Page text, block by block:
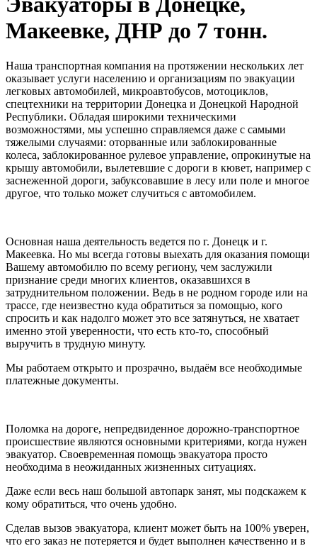
Макеевке, ДНР до 7 тонн.
Наша транспортная компания на протяжении нескольких лет
оказывает услуги населению и организациям по эвакуации
легковых автомобилей, микроавтобусов, мотоциклов,
спецтехники на территории Донецка и Донецкой Народной
Республики. Обладая широкими техническими
возможностями, мы успешно справляемся даже с самыми
тяжелыми случаями: оторванные или заблокированные
колеса, заблокированное рулевое управление, опрокинутые на
крышу автомобили, вылетевшие с дороги в кювет, например с
заснеженной дороги, забуксовавшие в лесу или поле и многое
другое, что только может случиться с автомобилем.
Основная наша деятельность ведется по г. Донецк и г.
Макеевка. Но мы всегда готовы выехать для оказания помощи
Вашему автомобилю по всему региону, чем заслужили
признание среди многих клиентов, оказавшихся в
затруднительном положении. Ведь в не родном городе или на
трассе, где неизвестно куда обратиться за помощью, кого
спросить и как надолго может это все затянуться, не хватает
именно этой уверенности, что есть кто-то, способный
выручить в трудную минуту.
Мы работаем открыто и прозрачно, выдаём все необходимые
платежные документы.
Поломка на дороге, непредвиденное дорожно-транспортное
происшествие являются основными критериями, когда нужен
эвакуатор. Своевременная помощь эвакуатора просто
необходима в неожиданных жизненных ситуациях.
Даже если весь наш большой автопарк занят, мы подскажем к
кому обратиться, что очень удобно.
Сделав вызов эвакуатора, клиент может быть на 100% уверен,
что его заказ не потеряется и будет выполнен качественно и в